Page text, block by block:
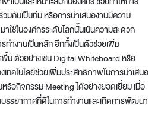
มกันเป็นทีม หรือการนำเสนองานมีความ
ใช้ในองค์กรระดับโลกนั้นเน้นความสะดวก
ำงานเป็นหลัก อีกทั้งเป็นตัวช่วยเพิ่ม
น ตัวอย่างเช่น Digital Whiteboard หรือ
ทคโนโลยีช่วยเพิ่มประสิทธิภาพในการนำเสนอ
รือกิจกรรม Meeting ได้อย่างยอดเยี่ยม เมื่อ
รรยากาศที่ดีในการทำงานและเกิดการพัฒนา